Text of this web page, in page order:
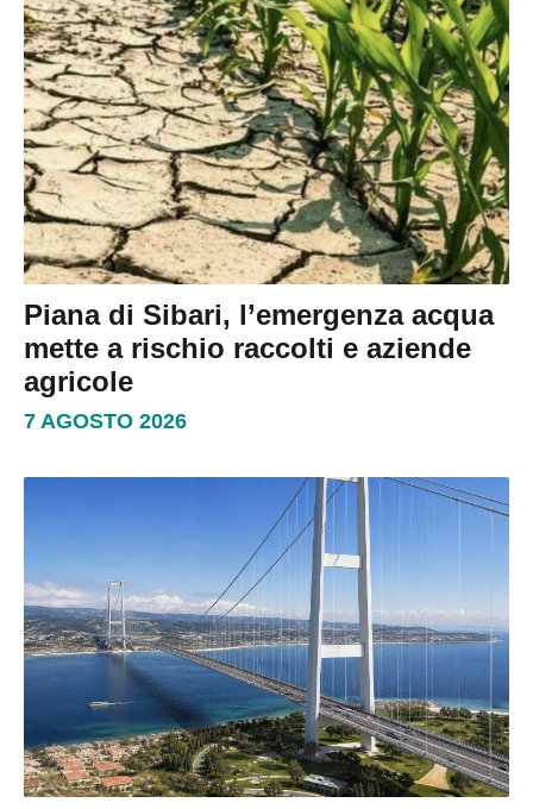
Piana di Sibari, l’emergenza acqua
mette a rischio raccolti e aziende
agricole
7 AGOSTO 2026